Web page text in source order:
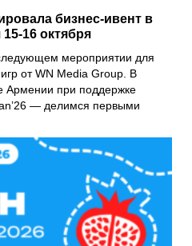
бизнес-ивент в
16 октября
мероприятии для
от WN Media Group. В
Армении при поддержке
— делимся первыми